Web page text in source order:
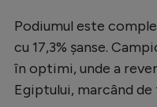
Podiumul este
cu 17,3% șanse.
în optimi, unde a
Egiptului, marcând